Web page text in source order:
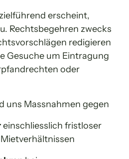
zielführend erscheint,
Rechtsbegehren zwecks
redigieren
Gesuche um Eintragung
oder
uns Massnahmen gegen
einschliesslich fristloser